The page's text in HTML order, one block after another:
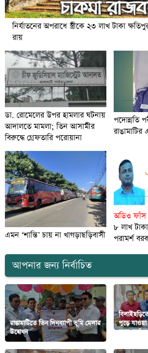
নির্যাতনের অপরাধে স্ত্রীকে ২৩ লাখ টাকা
রায়
ডা. রোমেলের উপর হামলার ঘটনায়
আদালতে মামলা; তিন আসামীর
বিরুদ্ধে গ্রেফতারি পরোয়ানা
পদোন্নতি
এমন ‘শান্তি’ চায় না খাগড়াছড়িবাসী
অডিও
৮ লাখ
পরামর্শ
আপনার জন্য নির্বাচিত
রাঙামাটিতে তিন দিনব্যাপী ভূমি মেলার
উদ্বোধন
পুড়ে
নগদ অর্থ ও